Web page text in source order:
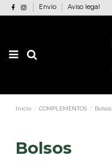
Envío Aviso legal
Inicio COMPLEMENTOS Bolsos
Bolsos